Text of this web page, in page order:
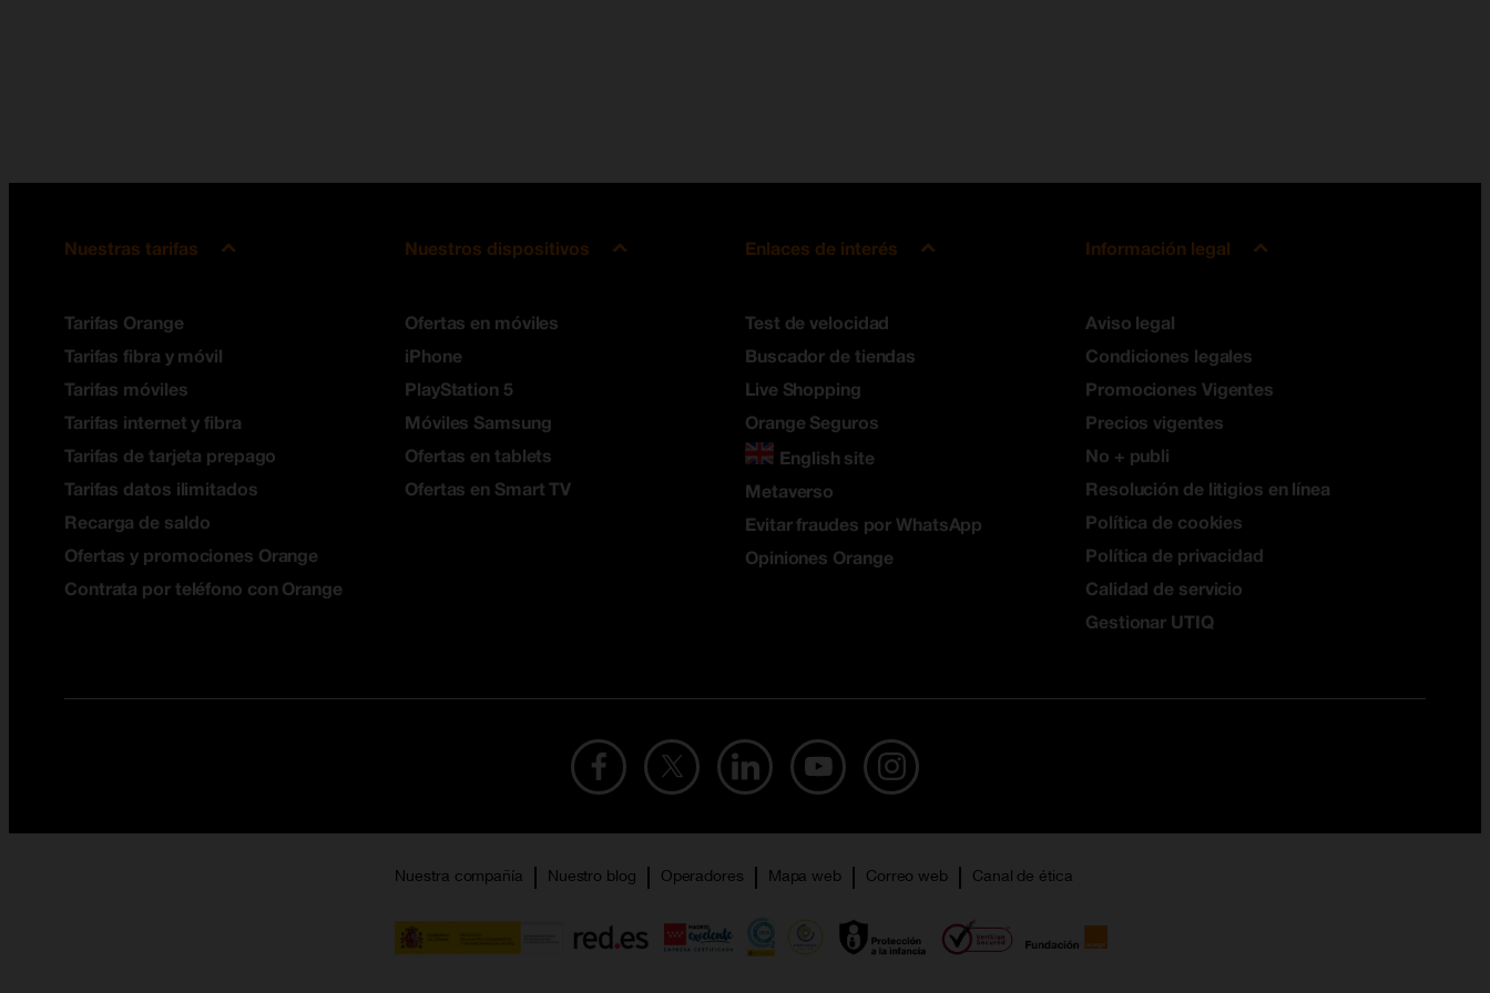
Nuestras tarifas
Tarifas Orange
Tarifas fibra y móvil
Tarifas móviles
Tarifas internet y fibra
Tarifas de tarjeta prepago
Tarifas datos ilimitados
Recarga de saldo
Ofertas y promociones Orange
Contrata por teléfono con Orange
Nuestros dispositivos
Ofertas en móviles
iPhone
PlayStation 5
Móviles Samsung
Ofertas en tablets
Ofertas en Smart TV
Enlaces de interés
Test de velocidad
Buscador de tiendas
Live Shopping
Orange Seguros
English site
Metaverso
Evitar fraudes por WhatsApp
Opiniones Orange
Información legal
Aviso legal
Condiciones legales
Promociones Vigentes
Precios vigentes
No + publi
Resolución de litigios en línea
Política de cookies
Política de privacidad
Calidad de servicio
Gestionar UTIQ
Nuestra compañía Nuestro blog Operadores Mapa web Correo web Canal de ética